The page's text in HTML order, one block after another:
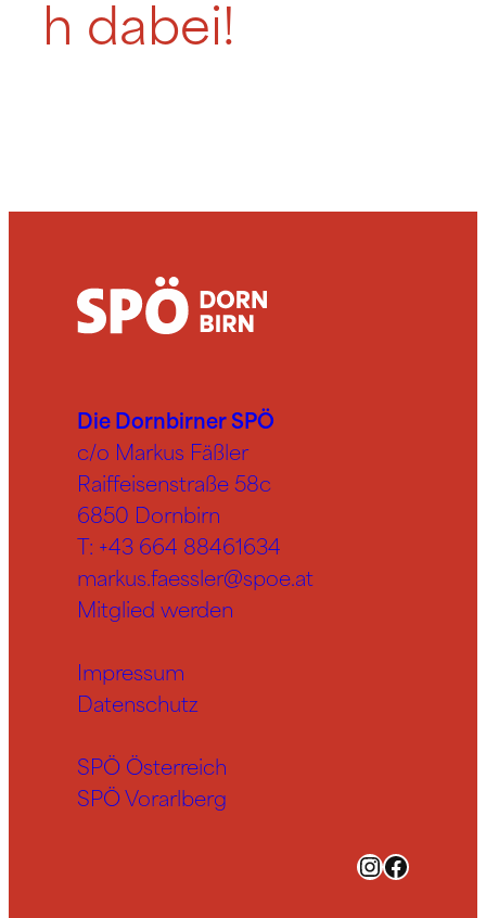
h dabei!
Die Dornbirner SPÖ
c/o Markus Fäßler
Raiffeisenstraße 58c
6850 Dornbirn
T: +43 664 88461634
markus.faessler@spoe.at
Mitglied werden
Impressum
Datenschutz
SPÖ Österreich
SPÖ Vorarlberg
InstagramFacebook